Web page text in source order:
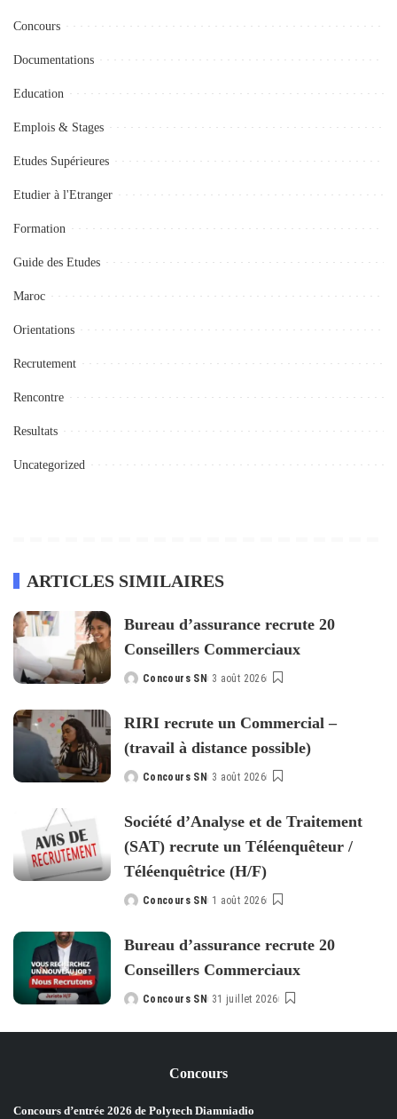
Concours
Documentations
Education
Emplois & Stages
Etudes Supérieures
Etudier à l'Etranger
Formation
Guide des Etudes
Maroc
Orientations
Recrutement
Rencontre
Resultats
Uncategorized
ARTICLES SIMILAIRES
Bureau d’assurance recrute 20
Conseillers Commerciaux
Posted
Concours SN 3 août 2026
RIRI recrute un Commercial –
(travail à distance possible)
Posted
Concours SN 3 août 2026
Société d’Analyse et de Traitement
(SAT) recrute un Téléenquêteur /
Téléenquêtrice (H/F)
Posted
Concours SN 1 août 2026
Bureau d’assurance recrute 20
Conseillers Commerciaux
Posted
Concours SN 31 juillet 2026
Concours
Concours d’entrée 2026 de Polytech Diamniadio